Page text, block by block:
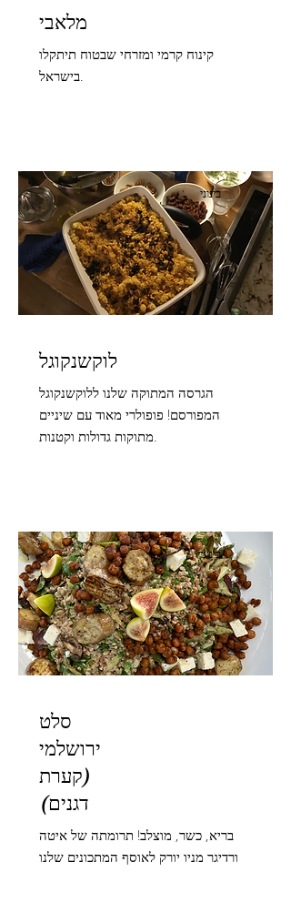
מלאבי
קינוח קרמי ומזרחי שבטוח תיתקלו
בישראל.
בינוני
לוקשנקוגל
הגרסה המתוקה שלנו ללוקשנקוגל
המפורסם! פופולרי מאוד עם שיניים
מתוקות גדולות וקטנות.
בינוני
סלט
ירושלמי
(קערת
דגנים)
בריא, כשר, מוצלב! תרומתה של איטה
ורדיגר מניו יורק לאוסף המתכונים שלנו